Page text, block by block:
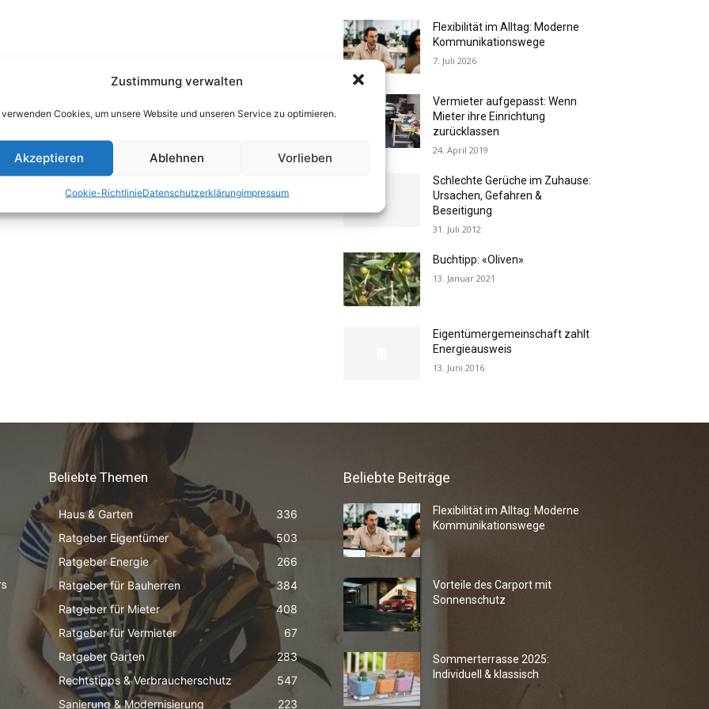
Zustimmung verwalten
verwenden Cookies, um unsere Website und unseren Service zu optimieren.
Akzeptieren Ablehnen Vorlieben
Cookie-RichtlinieDatenschutzerklärungimpressum
Flexibilität im Alltag: Moderne
Kommunikationswege
7. Juli 2026
Vermieter aufgepasst: Wenn
Mieter ihre Einrichtung
zurücklassen
24. April 2019
Schlechte Gerüche im Zuhause:
Ursachen, Gefahren &
Beseitigung
31. Juli 2012
Buchtipp: «Oliven»
13. Januar 2021
Eigentümergemeinschaft zahlt
Energieausweis
13. Juni 2016
Beliebte Themen
Haus & Garten
336
Ratgeber Eigentümer
503
Ratgeber Energie
266
Ratgeber für Bauherren
384
Ratgeber für Mieter
408
Ratgeber für Vermieter
67
Ratgeber Garten
283
Rechtstipps & Verbraucherschutz
547
Sanierung & Modernisierung
223
Beliebte Beiträge
Flexibilität im Alltag: Moderne
Kommunikationswege
Vorteile des Carport mit
Sonnenschutz
Sommerterrasse 2025:
Individuell & klassisch